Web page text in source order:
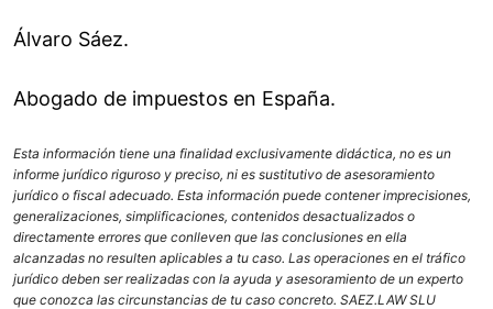
Álvaro Sáez.
Abogado de impuestos en España.
Esta información tiene una finalidad exclusivamente didáctica, no es un
informe jurídico riguroso y preciso, ni es sustitutivo de asesoramiento
jurídico o fiscal adecuado. Esta información puede contener imprecisiones,
generalizaciones, simplificaciones, contenidos desactualizados o
directamente errores que conlleven que las conclusiones en ella
alcanzadas no resulten aplicables a tu caso. Las operaciones en el tráfico
jurídico deben ser realizadas con la ayuda y asesoramiento de un experto
que conozca las circunstancias de tu caso concreto. SAEZ.LAW SLU